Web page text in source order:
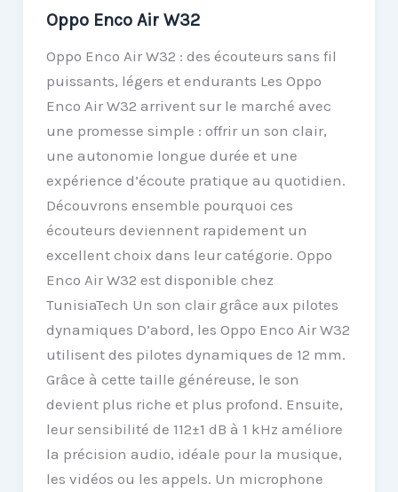
Oppo Enco Air W32
Oppo Enco Air W32 : des écouteurs sans fil
puissants, légers et endurants Les Oppo
Enco Air W32 arrivent sur le marché avec
une promesse simple : offrir un son clair,
une autonomie longue durée et une
expérience d’écoute pratique au quotidien.
Découvrons ensemble pourquoi ces
écouteurs deviennent rapidement un
excellent choix dans leur catégorie. Oppo
Enco Air W32 est disponible chez
TunisiaTech Un son clair grâce aux pilotes
dynamiques D’abord, les Oppo Enco Air W32
utilisent des pilotes dynamiques de 12 mm.
Grâce à cette taille généreuse, le son
devient plus riche et plus profond. Ensuite,
leur sensibilité de 112±1 dB à 1 kHz améliore
la précision audio, idéale pour la musique,
les vidéos ou les appels. Un microphone